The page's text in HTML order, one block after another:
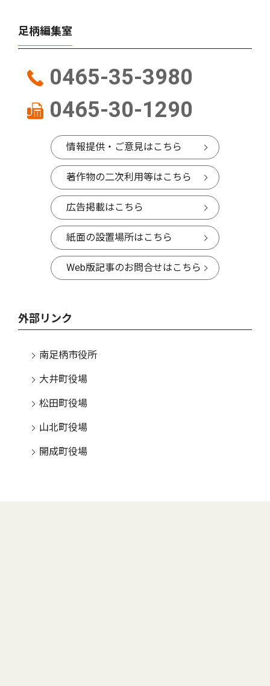
足柄編集室
0465-35-3980
0465-30-1290
情報提供・ご意見はこちら
著作物の二次利用等はこちら
広告掲載はこちら
紙面の設置場所はこちら
Web版記事のお問合せはこちら
外部リンク
南足柄市役所
大井町役場
松田町役場
山北町役場
開成町役場